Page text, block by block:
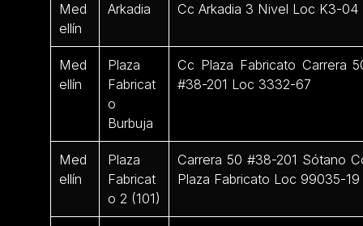
Med
ellín
Arkadia Cc Arkadia 3 Nivel Loc K3-04
Med
ellín
Plaza
Fabricat
o
Burbuja
Cc Plaza Fabricato Carrera
#38-201 Loc 3332-67
Med
ellín
Plaza
Fabricat
o 2 (101)
Carrera 50 #38-201 Sótano
Plaza Fabricato Loc 99035-19